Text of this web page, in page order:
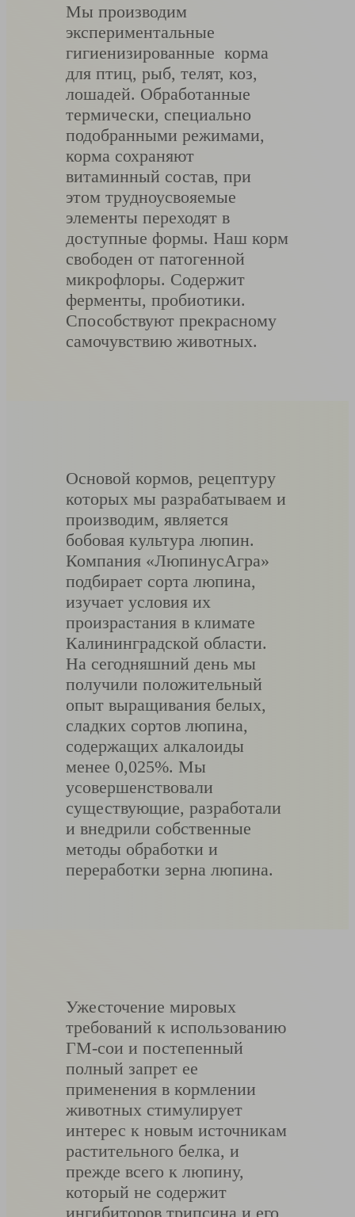
Мы производим
экспериментальные
гигиенизированные корма
для птиц, рыб, телят, коз,
лошадей. Обработанные
термически, специально
подобранными режимами,
корма сохраняют
витаминный состав, при
этом трудноусвояемые
элементы переходят в
доступные формы. Наш корм
свободен от патогенной
микрофлоры. Содержит
ферменты, пробиотики.
Способствуют прекрасному
самочувствию животных.
Основой кормов, рецептуру
которых мы разрабатываем и
производим, является
бобовая культура люпин.
Компания «ЛюпинусАгра»
подбирает сорта люпина,
изучает условия их
произрастания в климате
Калининградской области.
На сегодняшний день мы
получили положительный
опыт выращивания белых,
сладких сортов люпина,
содержащих алкалоиды
менее 0,025%. Мы
усовершенствовали
существующие, разработали
и внедрили собственные
методы обработки и
переработки зерна люпина.
Ужесточение мировых
требований к использованию
ГМ-сои и постепенный
полный запрет ее
применения в кормлении
животных стимулирует
интерес к новым источникам
растительного белка, и
прежде всего к люпину,
который не содержит
ингибиторов трипсина и его